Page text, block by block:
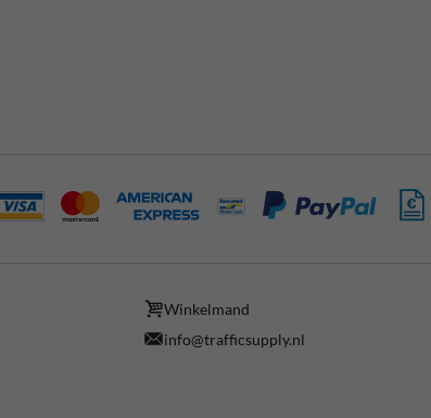
Winkelmand
info@trafficsupply.nl